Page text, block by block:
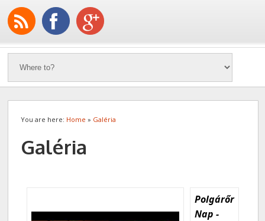
You are here: Home » Galéria
Galéria
Polgárőr
Nap -